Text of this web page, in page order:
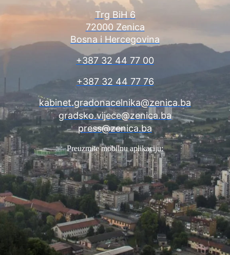
Trg BiH 6
72000 Zenica
Bosna i Hercegovina
+387 32 44 77 00
+387 32 44 77 76
kabinet.gradonacelnika@zenica.ba
gradsko.vijece@zenica.ba
press@zenica.ba
Preuzmite mobilnu aplikaciju: